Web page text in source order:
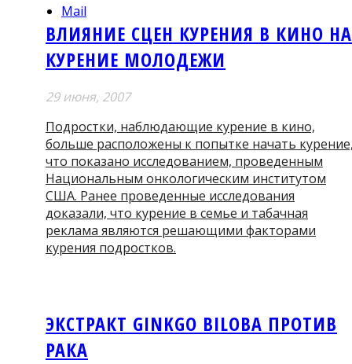
Mail
ВЛИЯНИЕ СЦЕН КУРЕНИЯ В КИНО НА
КУРЕНИЕ МОЛОДЕЖИ
29 июня, 2007
Подростки, наблюдающие курение в кино,
больше расположены к попытке начать
что показано исследованием, проведенным
Национальным онкологическим институтом
США. Ранее проведенные исследования
доказали, что курение в семье и табачная
реклама являются решающими факторами
курения подростков.
ЭКСТРАКТ GINKGO BILOBA ПРОТИВ
РАКА